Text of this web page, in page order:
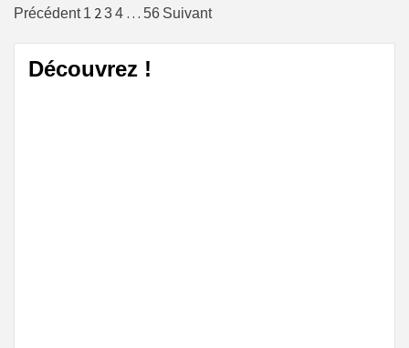
Navigation
des
articles
Précédent 1 234 … 56 Suivant
Découvrez !